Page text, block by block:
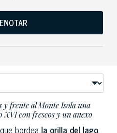
y frente al Monte Isola una
XVI con frescos y un anexo
bordea la orilla del lago